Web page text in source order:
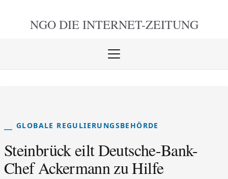
NGO DIE INTERNET-ZEITUNG
Menü
GLOBALE REGULIERUNGSBEHÖRDE
Steinbrück eilt Deutsche-Bank-
Chef Ackermann zu Hilfe